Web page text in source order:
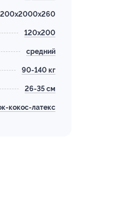
120х200
средний
90-140 кг
26-35 см
кокос-латекс